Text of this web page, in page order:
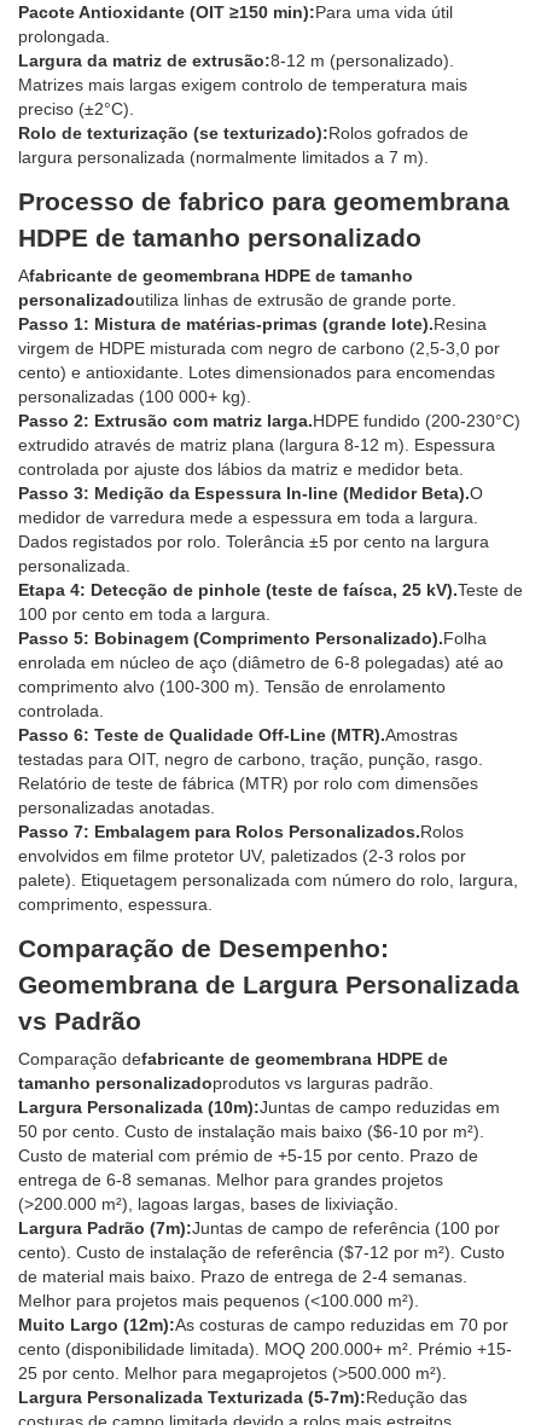
Pacote Antioxidante (OIT ≥150 min):Para uma vida útil
prolongada.
Largura da matriz de extrusão:8-12 m (personalizado).
Matrizes mais largas exigem controlo de temperatura mais
preciso (±2°C).
Rolo de texturização (se texturizado):Rolos gofrados de
largura personalizada (normalmente limitados a 7 m).
Processo de fabrico para geomembrana
HDPE de tamanho personalizado
Afabricante de geomembrana HDPE de tamanho
personalizadoutiliza linhas de extrusão de grande porte.
Passo 1: Mistura de matérias-primas (grande lote).Resina
virgem de HDPE misturada com negro de carbono (2,5-3,0 por
cento) e antioxidante. Lotes dimensionados para encomendas
personalizadas (100 000+ kg).
Passo 2: Extrusão com matriz larga.HDPE fundido (200-230°C)
extrudido através de matriz plana (largura 8-12 m). Espessura
controlada por ajuste dos lábios da matriz e medidor beta.
Passo 3: Medição da Espessura In-line (Medidor Beta).O
medidor de varredura mede a espessura em toda a largura.
Dados registados por rolo. Tolerância ±5 por cento na largura
personalizada.
Etapa 4: Detecção de pinhole (teste de faísca, 25 kV).Teste de
100 por cento em toda a largura.
Passo 5: Bobinagem (Comprimento Personalizado).Folha
enrolada em núcleo de aço (diâmetro de 6-8 polegadas) até ao
comprimento alvo (100-300 m). Tensão de enrolamento
controlada.
Passo 6: Teste de Qualidade Off-Line (MTR).Amostras
testadas para OIT, negro de carbono, tração, punção, rasgo.
Relatório de teste de fábrica (MTR) por rolo com dimensões
personalizadas anotadas.
Passo 7: Embalagem para Rolos Personalizados.Rolos
envolvidos em filme protetor UV, paletizados (2-3 rolos por
palete). Etiquetagem personalizada com número do rolo, largura,
comprimento, espessura.
Comparação de Desempenho:
Geomembrana de Largura Personalizada
vs Padrão
Comparação defabricante de geomembrana HDPE de
tamanho personalizadoprodutos vs larguras padrão.
Largura Personalizada (10m):Juntas de campo reduzidas em
50 por cento. Custo de instalação mais baixo ($6-10 por m²).
Custo de material com prémio de +5-15 por cento. Prazo de
entrega de 6-8 semanas. Melhor para grandes projetos
(>200.000 m²), lagoas largas, bases de lixiviação.
Largura Padrão (7m):Juntas de campo de referência (100 por
cento). Custo de instalação de referência ($7-12 por m²). Custo
de material mais baixo. Prazo de entrega de 2-4 semanas.
Melhor para projetos mais pequenos (<100.000 m²).
Muito Largo (12m):As costuras de campo reduzidas em 70 por
cento (disponibilidade limitada). MOQ 200.000+ m². Prémio +15-
25 por cento. Melhor para megaprojetos (>500.000 m²).
Largura Personalizada Texturizada (5-7m):Redução das